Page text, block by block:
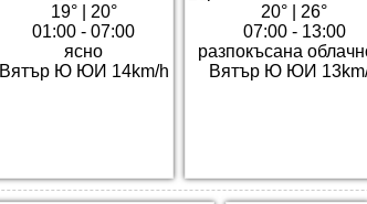
19°| 20°
01:00 - 07:00
ясно
Вятър Ю ЮИ 14km/h
20°
26°
07:00 - 13:00
разпокъсана
Вятър Ю ЮИ